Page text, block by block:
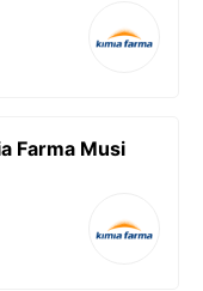
Farma Musi